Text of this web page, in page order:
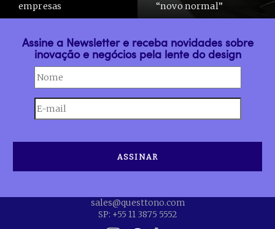
empresas
“novo normal”
Assine a Newsletter e receba novidades sobre
inovação e negócios pela lente do design
sales@questtono.com
SP: +55 11 3875 5552